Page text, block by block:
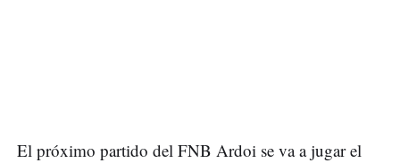
El próximo partido del FNB Ardoi se va a jugar el